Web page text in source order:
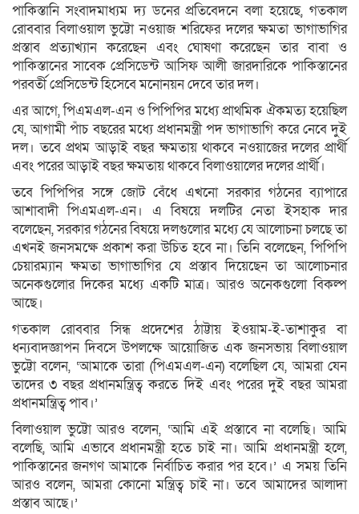
পাকিস্তানি সংবাদমাধ্যম দ্য ডনের প্রতিবেদনে বলা হয়েছে, গতকাল
রোববার বিলাওয়াল ভুট্টো নওয়াজ শরিফের দলের ক্ষমতা ভাগাভাগির
প্রস্তাব প্রত্যাখ্যান করেছেন এবং ঘোষণা করেছেন তার বাবা ও
পাকিস্তানের সাবেক প্রেসিডেন্ট আসিফ আলী জারদারিকে পাকিস্তানের
পরবর্তী প্রেসিডেন্ট হিসেবে মনোনয়ন দেবে তার দল।
এর আগে, পিএমএল-এন ও পিপিপির মধ্যে প্রাথমিক ঐকমত্য হয়েছিল
যে, আগামী পাঁচ বছরের মধ্যে প্রধানমন্ত্রী পদ ভাগাভাগি করে নেবে দুই
দল। তবে প্রথম আড়াই বছর ক্ষমতায় থাকবে নওয়াজের দলের প্রার্থী
এবং পরের আড়াই বছর ক্ষমতায় থাকবে বিলাওয়ালের দলের প্রার্থী।
তবে পিপিপির সঙ্গে জোট বেঁধে এখনো সরকার গঠনের ব্যাপারে
আশাবাদী পিএমএল-এন। এ বিষয়ে দলটির নেতা ইসহাক দার
বলেছেন, সরকার গঠনের বিষয়ে দলগুলোর মধ্যে যে আলোচনা চলছে তা
এখনই জনসমক্ষে প্রকাশ করা উচিত হবে না। তিনি বলেছেন, পিপিপি
চেয়ারম্যান ক্ষমতা ভাগাভাগির যে প্রস্তাব দিয়েছেন তা আলোচনার
অনেকগুলোর দিকের মধ্যে একটি মাত্র। আরও অনেকগুলো বিকল্প
আছে।
গতকাল রোববার সিন্ধ প্রদেশের ঠাট্টায় ইওয়াম-ই-তাশাকুর বা
ধন্যবাদজ্ঞাপন দিবসে উপলক্ষে আয়োজিত এক জনসভায় বিলাওয়াল
ভুট্টো বলেন, ‘আমাকে তারা (পিএমএল-এন) বলেছিল যে, আমরা যেন
তাদের ৩ বছর প্রধানমন্ত্রিত্ব করতে দিই এবং পরের দুই বছর আমরা
প্রধানমন্ত্রিত্ব পাব।’
বিলাওয়াল ভুট্টো আরও বলেন, ‘আমি এই প্রস্তাবে না বলেছি। আমি
বলেছি, আমি এভাবে প্রধানমন্ত্রী হতে চাই না। আমি প্রধানমন্ত্রী হলে,
পাকিস্তানের জনগণ আমাকে নির্বাচিত করার পর হবে।’ এ সময় তিনি
আরও বলেন, আমরা কোনো মন্ত্রিত্ব চাই না। তবে আমাদের আলাদা
প্রস্তাব আছে।’